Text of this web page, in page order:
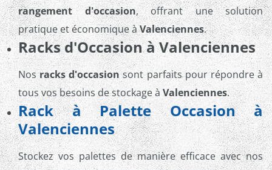
rangement d'occasion, offrant une solution
pratique et économique àValenciennes.
Racks d'Occasion à Valenciennes
Nosracks d'occasionsont parfaits pour répondre à
tous vos besoins de stockage à Valenciennes.
Rack à Palette Occasion à
Valenciennes
Stockez vos palettes de manière efficace avec nos